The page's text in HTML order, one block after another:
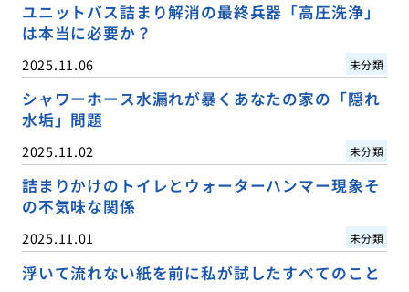
ユニットバス詰まり解消の最終兵器「高圧洗浄」
は本当に必要か？
2025.11.06 未分類
シャワーホース水漏れが暴くあなたの家の「隠れ
水垢」問題
2025.11.02 未分類
詰まりかけのトイレとウォーターハンマー現象そ
の不気味な関係
2025.11.01 未分類
浮いて流れない紙を前に私が試したすべてのこと